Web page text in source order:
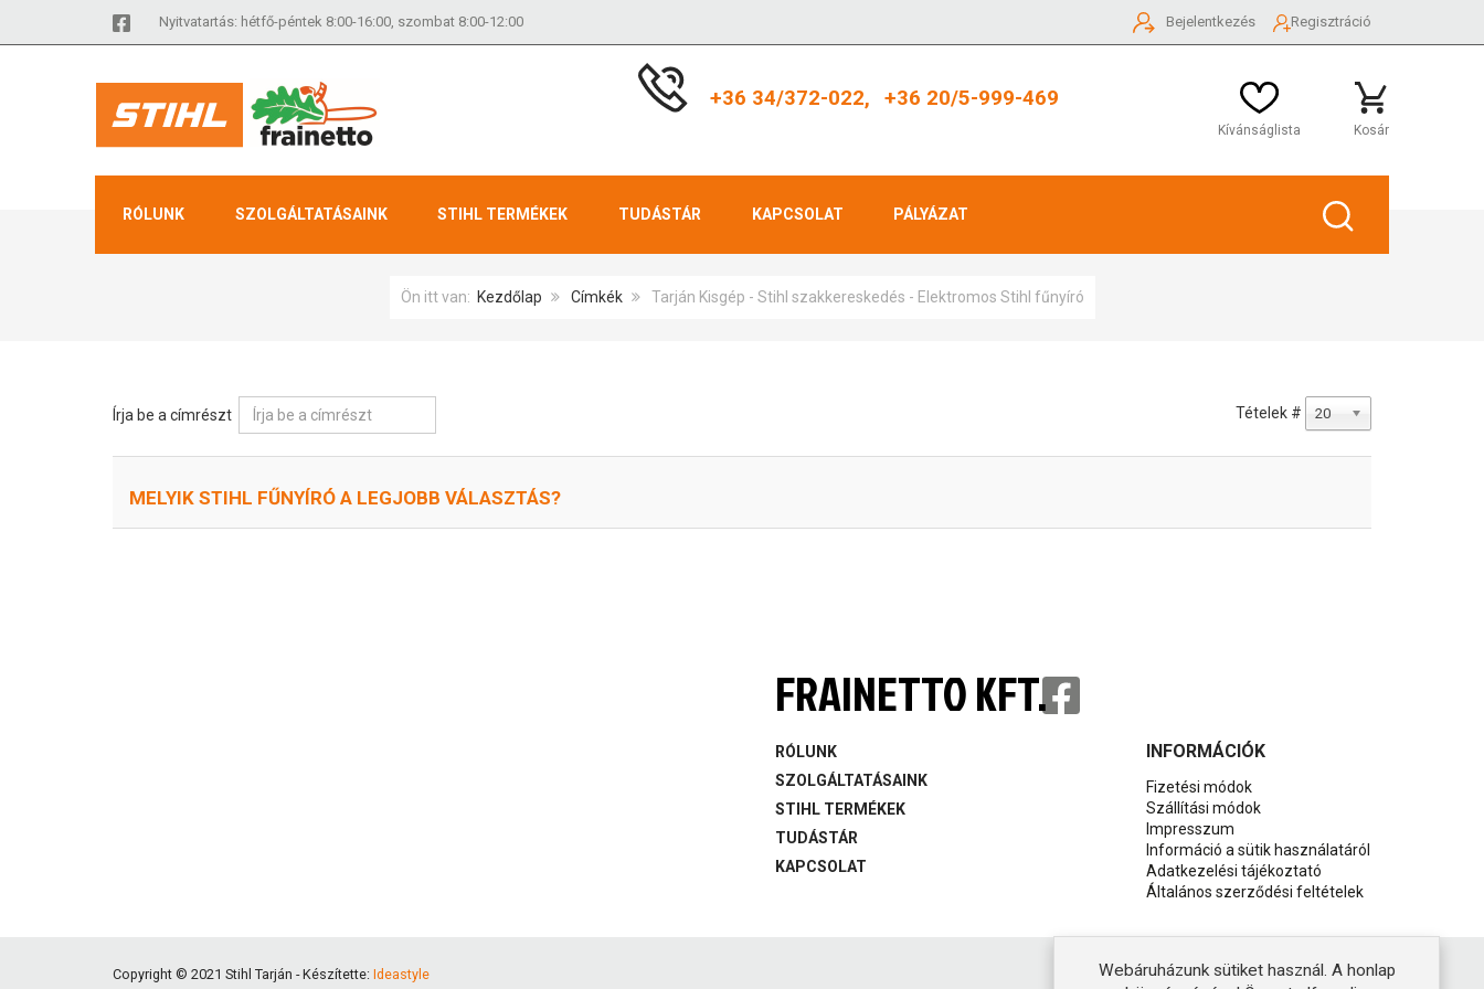
Nyitvatartás: hétfő-péntek 8:00-16:00, szombat 8:00-12:00 Bejelentkezés Regisztráció
+36 34/372-022, +36 20/5-999-469
Kívánságlista Kosár
RÓLUNK SZOLGÁLTATÁSAINK STIHL TERMÉKEK TUDÁSTÁR KAPCSOLAT PÁLYÁZAT
Ön itt van: Kezdőlap Címkék Tarján Kisgép - Stihl szakkereskedés - Elektromos Stihl fűnyíró
Írja be a címrészt Tételek # 20
MELYIK STIHL FŰNYÍRÓ A LEGJOBB VÁLASZTÁS?
FRAINETTO KFT.
RÓLUNK
SZOLGÁLTATÁSAINK
STIHL TERMÉKEK
TUDÁSTÁR
KAPCSOLAT
INFORMÁCIÓK
Fizetési módok
Szállítási módok
Impresszum
Információ a sütik használatáról
Adatkezelési tájékoztató
Általános szerződési feltételek
Copyright © 2021 Stihl Tarján - Készítette: Ideastyle
Webáruházunk sütiket használ. A honlap